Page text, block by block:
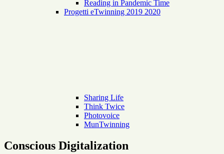
Reading in Pandemic Time
Progetti eTwinning 2019 2020
Sharing Life
Think Twice
Photovoice
MunTwinning
Conscious Digitalization